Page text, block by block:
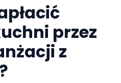
przez
z